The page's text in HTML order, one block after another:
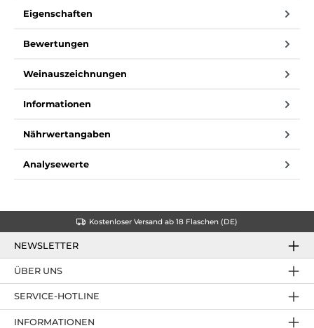
Eigenschaften
Bewertungen
Weinauszeichnungen
Informationen
Nährwertangaben
Analysewerte
Kostenloser Versand ab 18 Flaschen (DE)
NEWSLETTER
SERVICE-HOTLINE
ÜBER UNS
INFORMATIONEN